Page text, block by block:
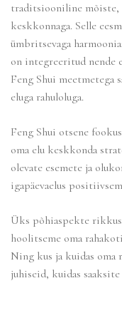
traditsiooniline mõiste,
keskkonnaga. Selle
ümbritsevaga
on integreeritud nende
Feng Shui meetmetega
eluga rahuloluga.
Feng Shui otsene
oma elu keskkonda
olevate esemete ja
igapäevaelus
Üks põhiaspekte
hoolitseme oma
Ning kus ja kuidas oma
juhiseid, kuidas